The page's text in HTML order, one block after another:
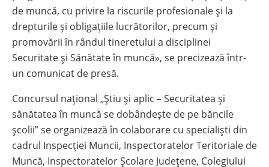
de muncă, cu privire la riscurile profesionale şi la
drepturile şi obligaţiile lucrătorilor, precum și
promovării în rândul tineretului a disciplinei
Securitate și Sănătate în muncă», se precizează într-
un comunicat de presă.
Concursul național „Ştiu şi aplic – Securitatea şi
sănătatea în muncă se dobândeşte de pe băncile
şcolii” se organizează în colaborare cu specialişti din
cadrul Inspecţiei Muncii, Inspectoratelor Teritoriale de
Muncă, Inspectoratelor Şcolare Judeţene, Colegiului